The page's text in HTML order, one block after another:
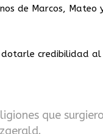
de Marcos, Mateo
dotarle credibilidad
que